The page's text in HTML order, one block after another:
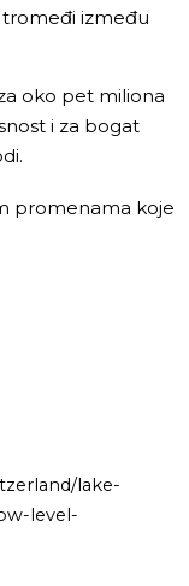
tromeđi između
oko pet miliona
i za bogat
promenama koje
lake-
level-